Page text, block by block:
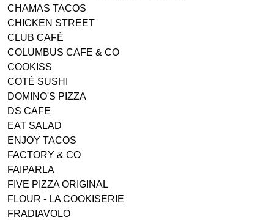
CHAMAS TACOS
CHICKEN STREET
CLUB CAFÉ
COLUMBUS CAFE & CO
COOKISS
COTÉ SUSHI
DOMINO'S PIZZA
DS CAFE
EAT SALAD
ENJOY TACOS
FACTORY & CO
FAIPARLA
FIVE PIZZA ORIGINAL
FLOUR - LA COOKISERIE
FRADIAVOLO